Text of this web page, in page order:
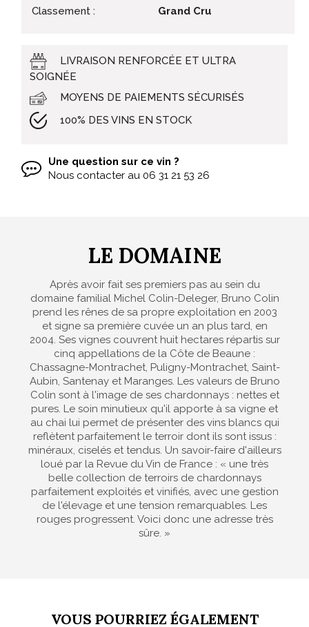
Classement : Grand Cru
LIVRAISON RENFORCÉE ET ULTRA
SOIGNÉE
MOYENS DE PAIEMENTS SÉCURISÉS
100% DES VINS EN STOCK
Une question sur ce vin ?
Nous contacter au 06 31 21 53 26
LE DOMAINE
Après avoir fait ses premiers pas au sein du
domaine familial Michel Colin-Deleger, Bruno Colin
prend les rênes de sa propre exploitation en 2003
et signe sa première cuvée un an plus tard, en
2004. Ses vignes couvrent huit hectares répartis sur
cinq appellations de la Côte de Beaune :
Chassagne-Montrachet, Puligny-Montrachet, Saint-
Aubin, Santenay et Maranges. Les valeurs de Bruno
Colin sont à l'image de ses chardonnays : nettes et
pures. Le soin minutieux qu'il apporte à sa vigne et
au chai lui permet de présenter des vins blancs qui
reflètent parfaitement le terroir dont ils sont issus :
minéraux, ciselés et tendus. Un savoir-faire d'ailleurs
loué par la Revue du Vin de France : « une très
belle collection de terroirs de chardonnays
parfaitement exploités et vinifiés, avec une gestion
de l'élevage et une tension remarquables. Les
rouges progressent. Voici donc une adresse très
sûre. »
VOUS POURRIEZ ÉGALEMENT